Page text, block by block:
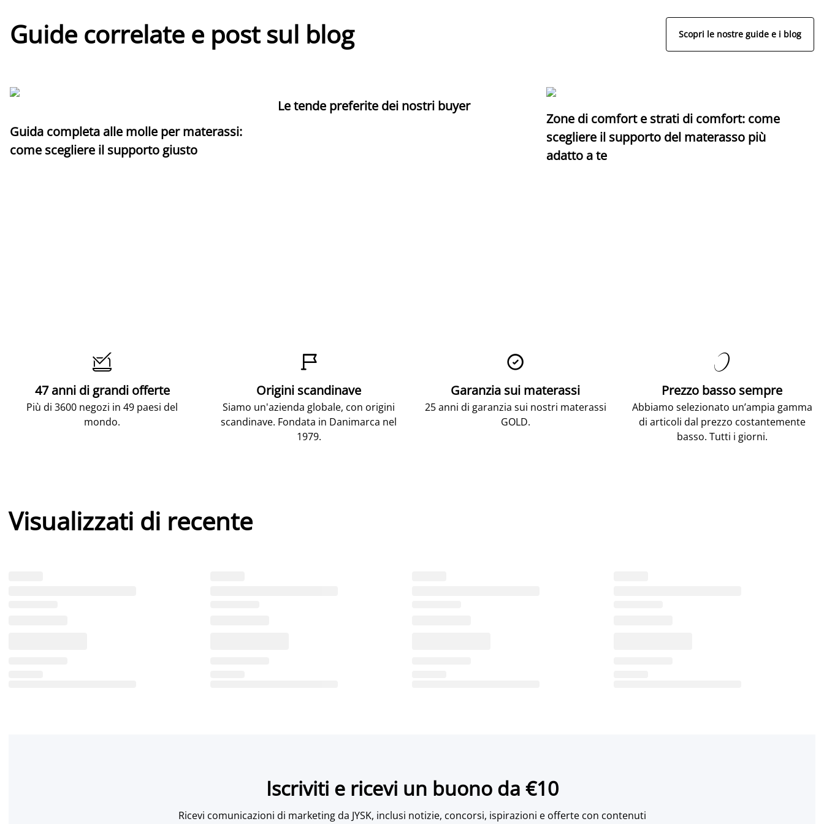
Guide correlate e post sul blog Scopri le nostre guide e i blog
Guida completa alle molle per materassi:
come scegliere il supporto giusto
Le tende preferite dei nostri buyer
Zone di comfort e strati di comfort: come
scegliere il supporto del materasso più
adatto a te

47 anni di grandi offerte
Più di 3600 negozi in 49 paesi del
mondo.

Origini scandinave
Siamo un'azienda globale, con origini
scandinave. Fondata in Danimarca nel
1979.

Garanzia sui materassi
25 anni di garanzia sui nostri materassi
GOLD.

Prezzo basso sempre
Abbiamo selezionato un’ampia gamma
di articoli dal prezzo costantemente
basso. Tutti i giorni.
Visualizzati di recente
Iscriviti e ricevi un buono da €10
Ricevi comunicazioni di marketing da JYSK, inclusi notizie, concorsi, ispirazioni e offerte con contenuti